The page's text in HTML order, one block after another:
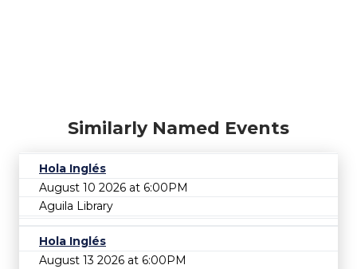
Similarly Named Events
Hola Inglés
August 10 2026 at 6:00PM
Aguila Library
Hola Inglés
August 13 2026 at 6:00PM